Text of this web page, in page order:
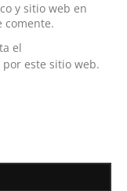
y sitio web en
comente.
el
este sitio web.